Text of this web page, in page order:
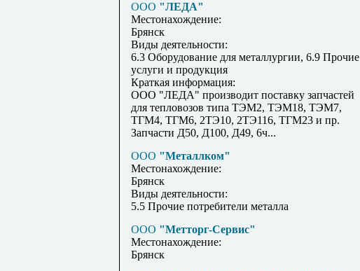
ООО "ЛЕДА"
Местонахождение:
Брянск
Виды деятельности:
6.3 Оборудование для металлургии, 6.9 Прочие
услуги и продукция
Краткая информация:
ООО "ЛЕДА" производит поставку запчастей
для тепловозов типа ТЭМ2, ТЭМ18, ТЭМ7,
ТГМ4, ТГМ6, 2ТЭ10, 2ТЭ116, ТГМ23 и пр.
Запчасти Д50, Д100, Д49, 6ч...
ООО "Металлком"
Местонахождение:
Брянск
Виды деятельности:
5.5 Прочие потребители металла
ООО "Метторг-Сервис"
Местонахождение:
Брянск